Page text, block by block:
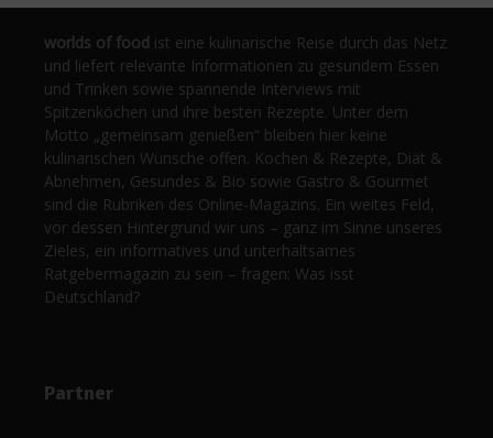
worlds of food ist eine kulinarische Reise durch das Netz
und liefert relevante Informationen zu gesundem Essen
und Trinken sowie spannende Interviews mit
Spitzenköchen und ihre besten Rezepte. Unter dem
Motto „gemeinsam genießen“ bleiben hier keine
kulinarischen Wünsche offen. Kochen & Rezepte, Diät &
Abnehmen, Gesundes & Bio sowie Gastro & Gourmet
sind die Rubriken des Online-Magazins. Ein weites Feld,
vor dessen Hintergrund wir uns – ganz im Sinne unseres
Zieles, ein informatives und unterhaltsames
Ratgebermagazin zu sein – fragen: Was isst
Deutschland?
Partner